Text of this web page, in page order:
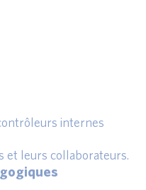
internes
et leurs collaborateurs.